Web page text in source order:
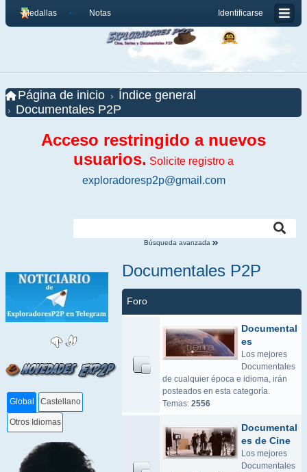
Identificarse
Medallas Notas
Página de inicio
Índice general
Documentales P2P
Acceso restringido a nuevos
usuarios. Solicite registro a
exploradoresp2p@gmail.com
Búsqueda avanzada
Global Castellano
Otros Idiomas
Documentales P2P
Foro
Documental
es
Los mejores
Documentales
de cualquier época e idioma, irán
posteados en esta categoría.
Temas: 2556
Documental
es de Cine
Los mejores
Documentales